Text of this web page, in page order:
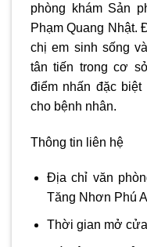
phòng khám Sản
Phạm Quang Nhật.
chị em sinh sống
tân tiến trong cơ
điểm nhấn đặc
cho bệnh nhân.
Thông tin liên hệ
Địa chỉ văn
Tăng Nhơn Phú
Thời gian mở